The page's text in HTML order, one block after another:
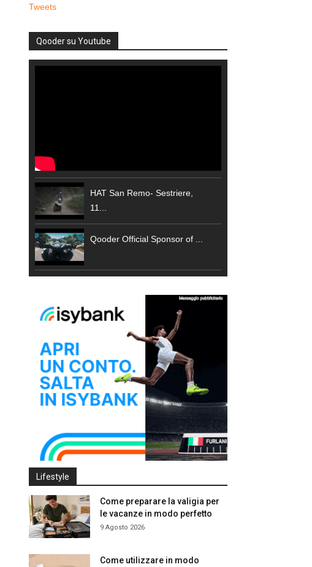
Tweets
Qooder su Youtube
HAT San Remo- Sestriere,
11...
Qooder Official Sponsor of ...
Lifestyle
Come preparare la valigia per
le vacanze in modo perfetto
9 Agosto 2026
Come utilizzare in modo